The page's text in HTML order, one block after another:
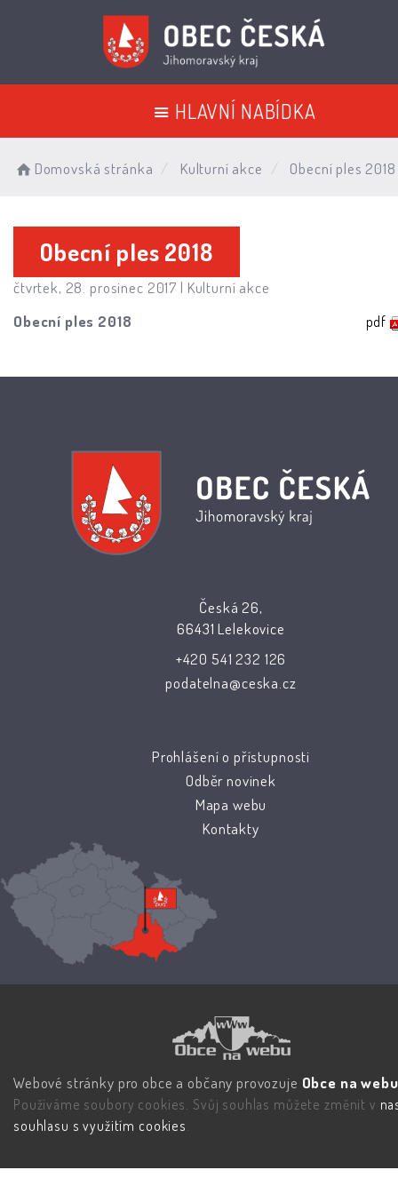
HLAVNÍ NABÍDKA
Domovská stránka Kulturní akce Obecní ples 2018
Obecní ples 2018
čtvrtek, 28. prosinec 2017 | Kulturní akce
Obecní ples 2018
pdf
Česká 26,
66431 Lelekovice
+420 541 232 126
podatelna@ceska.cz
Prohlášení o přístupnosti
Odběr novinek
Mapa webu
Kontakty
Webové stránky pro obce a občany provozuje Obce na
Používáme soubory cookies. Svůj souhlas můžete změnit v
souhlasu s využitím cookies.